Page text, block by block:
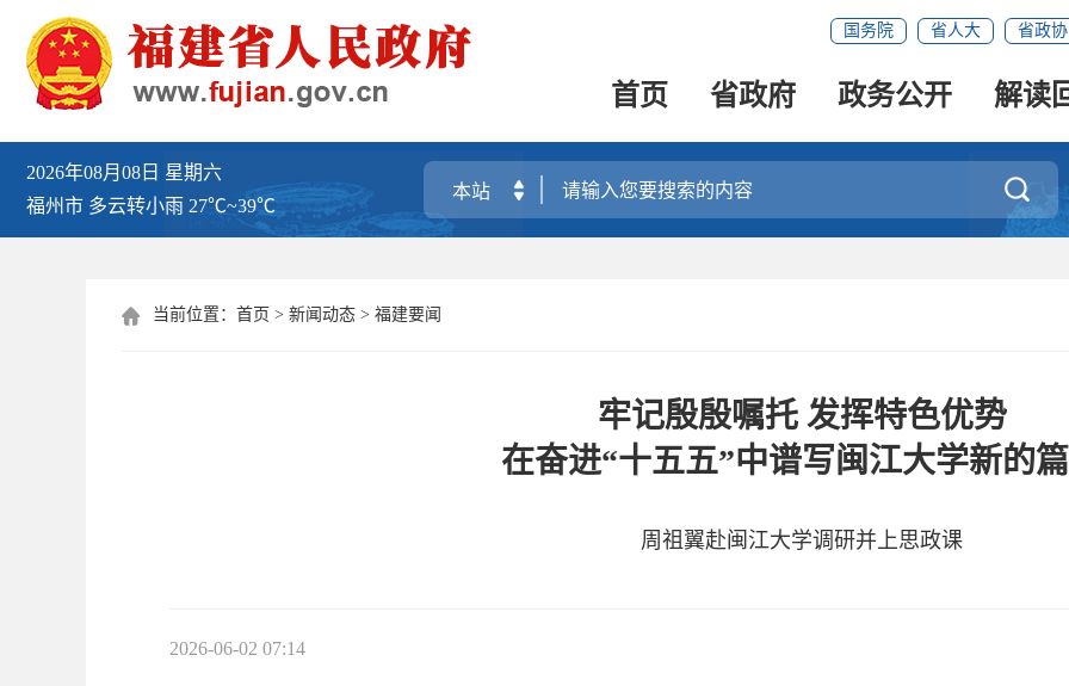
国务院 省人大 省政协
首页 省政府 政务公开 解读
2026年08月08日 星期六
福州市 多云转小雨 27℃~39℃

 当前位置： 首页 > 新闻动态 > 福建要闻
牢记殷殷嘱托 发挥特色优势
在奋进“十五五”中谱写闽江大学新的
周祖翼赴闽江大学调研并上思政课
2026-06-02 07:14